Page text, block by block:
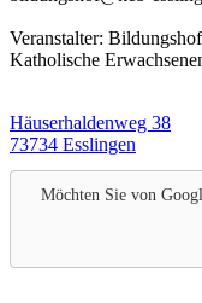
Veranstalter:
Katholische
Häuserhaldenweg 38
73734 Esslingen
Möchten Sie von